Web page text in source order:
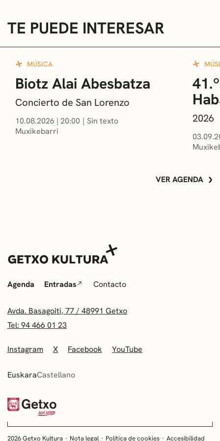
TE PUEDE INTERESAR
MÚSICA
Biotz Alai Abesbatza
Concierto de San Lorenzo
10.08.2026 | 20:00
Sin texto
Muxikebarri
2026
VER AGENDA
Agenda Entradas Contacto
Avda. Basagoiti, 77 / 48991 Getxo
Tel: 94 466 01 23
Instagram X Facebook YouTube
EuskaraCastellano
2026 Getxo Kultura Nota legal Política de cookies Accesibilidad